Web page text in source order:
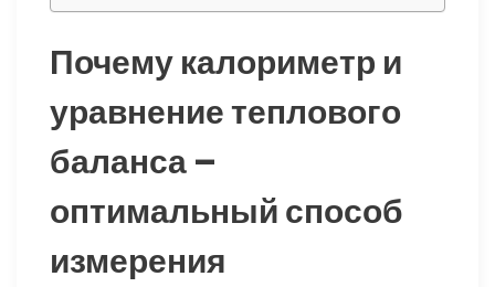
Почему калориметр и
уравнение теплового
баланса –
оптимальный способ
измерения